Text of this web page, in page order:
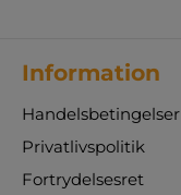
Information
Handelsbetingelser
Privatlivspolitik
Fortrydelsesret